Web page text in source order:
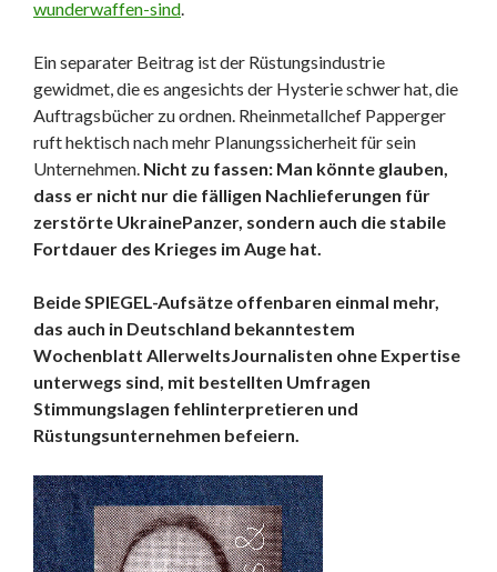
wunderwaffen-sind.
Ein separater Beitrag ist der Rüstungsindustrie
gewidmet, die es angesichts der Hysterie schwer hat, die
Auftragsbücher zu ordnen. Rheinmetallchef Papperger
ruft hektisch nach mehr Planungssicherheit für sein
Unternehmen. Nicht zu fassen: Man könnte glauben,
dass er nicht nur die fälligen Nachlieferungen für
zerstörte UkrainePanzer, sondern auch die stabile
Fortdauer des Krieges im Auge hat.
Beide SPIEGEL-Aufsätze offenbaren einmal mehr,
das auch in Deutschland bekanntestem
Wochenblatt AllerweltsJournalisten ohne Expertise
unterwegs sind, mit bestellten Umfragen
Stimmungslagen fehlinterpretieren und
Rüstungsunternehmen befeiern.